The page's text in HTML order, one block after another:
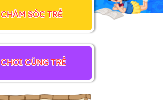
CHĂM SÓC TRẺ
CHƠI CÙNG TRẺ